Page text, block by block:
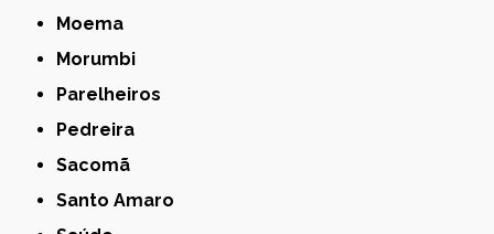
Moema
Morumbi
Parelheiros
Pedreira
Sacomã
Santo Amaro